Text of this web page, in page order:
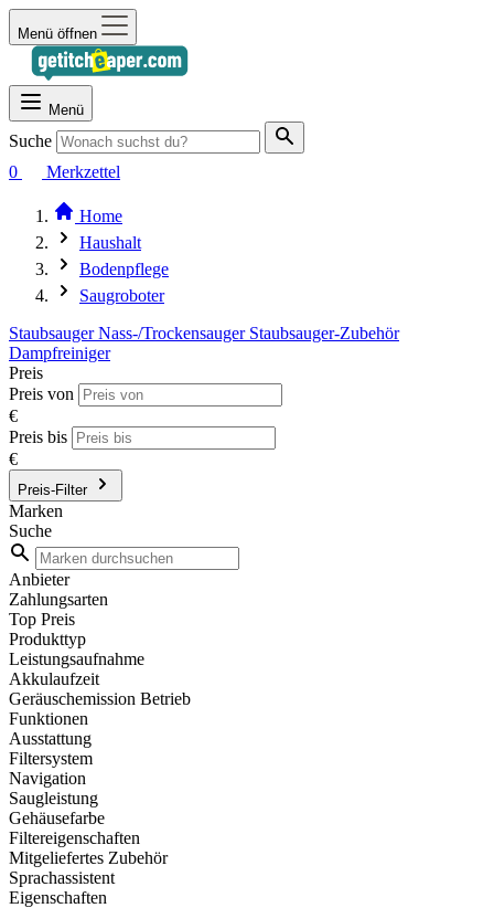
Menü öffnen
Menü
Suche
0
Merkzettel
Home
Haushalt
Bodenpflege
Saugroboter
StaubsaugerNass-/Trockensauger Staubsauger-Zubehör
Dampfreiniger
Preis
Preis von
€
Preis bis
€
Preis-Filter
Marken
Suche
Anbieter
Zahlungsarten
Top Preis
Produkttyp
Leistungsaufnahme
Akkulaufzeit
Geräuschemission Betrieb
Funktionen
Ausstattung
Filtersystem
Navigation
Saugleistung
Gehäusefarbe
Filtereigenschaften
Mitgeliefertes Zubehör
Sprachassistent
Eigenschaften